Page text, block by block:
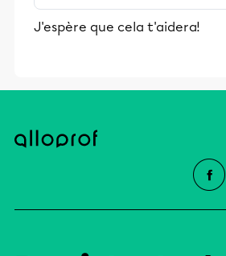
stimulants, Alloprof
et leurs parents dans la
J'espère que cela t'aidera!